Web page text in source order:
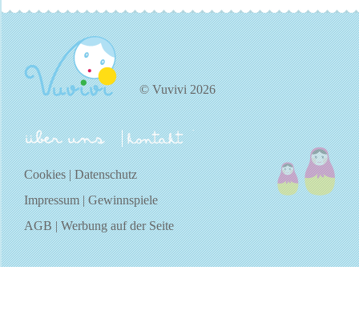
© Vuvivi 2026
über uns kontakt
Cookies|Datenschutz
Impressum|Gewinnspiele
AGB|Werbung auf der Seite